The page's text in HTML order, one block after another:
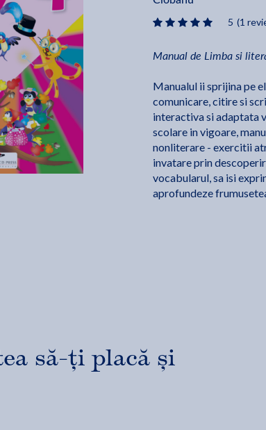
5 (1
Manual de Limba si
Manualul ii sprijina pe
comunicare, citire si
interactiva si adaptata
scolare in vigoare,
nonliterare - exercitii
invatare prin
vocabularul, sa isi
aprofundeze
să-ți placă și